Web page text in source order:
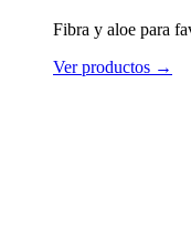
Fibra y aloe para
Ver productos →